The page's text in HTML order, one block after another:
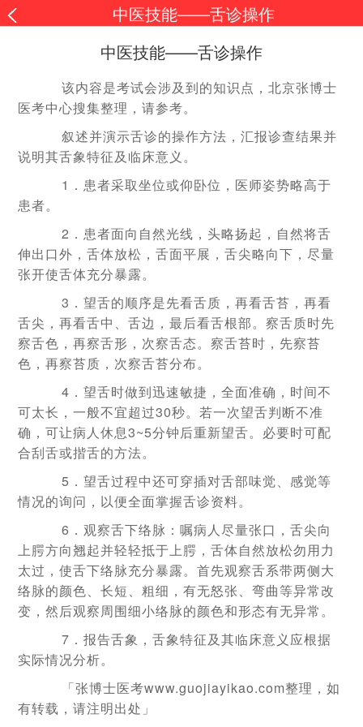
中医技能——舌诊操作
中医技能——舌诊操作
该内容是考试会涉及到的知识点，北京张博士
医考中心搜集整理，请参考。
叙述并演示舌诊的操作方法，汇报诊查结果并
说明其舌象特征及临床意义。
1．患者采取坐位或仰卧位，医师姿势略高于
患者。
2．患者面向自然光线，头略扬起，自然将舌
伸出口外，舌体放松，舌面平展，舌尖略向下，尽量
张开使舌体充分暴露。
3．望舌的顺序是先看舌质，再看舌苔，再看
舌尖，再看舌中、舌边，最后看舌根部。察舌质时先
察舌色，再察舌形，次察舌态。察舌苔时，先察苔
色，再察苔质，次察舌苔分布。
4．望舌时做到迅速敏捷，全面准确，时间不
可太长，一般不宜超过30秒。若一次望舌判断不准
确，可让病人休息3~5分钟后重新望舌。必要时可配
合刮舌或揩舌的方法。
5．望舌过程中还可穿插对舌部味觉、感觉等
情况的询问，以便全面掌握舌诊资料。
6．观察舌下络脉：嘱病人尽量张口，舌尖向
上腭方向翘起并轻轻抵于上腭，舌体自然放松勿用力
太过，使舌下络脉充分暴露。首先观察舌系带两侧大
络脉的颜色、长短、粗细，有无怒张、弯曲等异常改
变，然后观察周围细小络脉的颜色和形态有无异常。
7．报告舌象，舌象特征及其临床意义应根据
实际情况分析。
「张博士医考www.guojiayikao.com整理，如
有转载，请注明出处」